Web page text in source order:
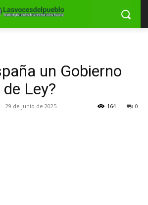
un Gobierno
Ley?
- 29 de junio de 2025 0
164